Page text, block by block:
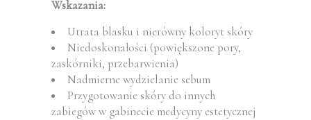
Wskazania:
Utrata blasku i nierówny koloryt skóry
Niedoskonałości (powiększone pory,
zaskórniki, przebarwienia)
Nadmierne wydzielanie sebum
Przygotowanie skóry do innych
zabiegów w gabinecie medycyny estetycznej